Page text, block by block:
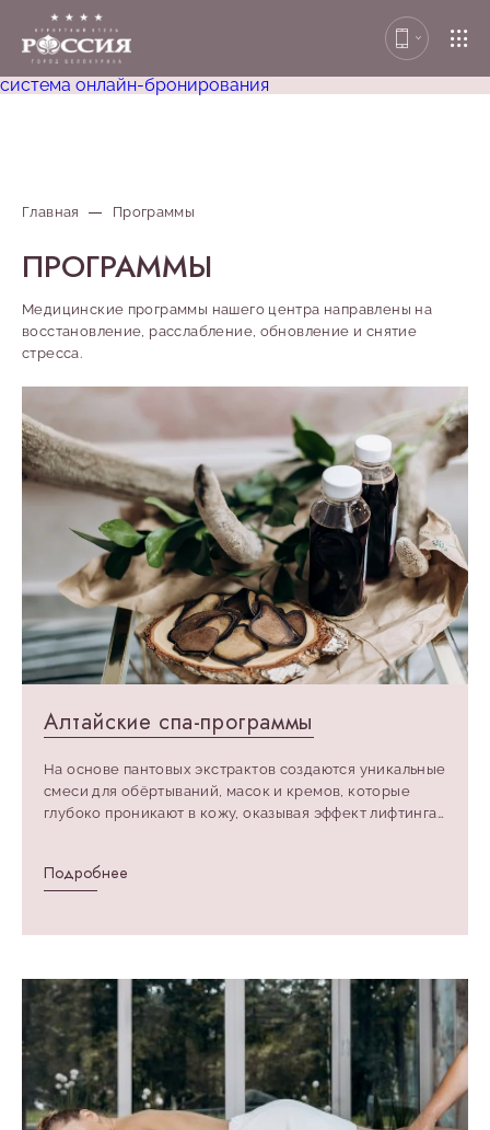
система онлайн-бронирования
Главная Программы
ПРОГРАММЫ
Медицинские программы нашего центра направлены на
восстановление, расслабление, обновление и снятие
стресса.
Алтайские спа-программы
На основе пантовых экстрактов создаются уникальные
смеси для обёртываний, масок и кремов, которые
глубоко проникают в кожу, оказывая эффект лифтинга
Подробнее